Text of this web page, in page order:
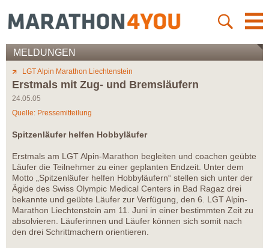
MELDUNGEN
LGT Alpin Marathon Liechtenstein
Erstmals mit Zug- und Bremsläufern
24.05.05
Quelle: Pressemitteilung
Spitzenläufer helfen Hobbyläufer
Erstmals am LGT Alpin-Marathon begleiten und coachen geübte
Läufer die Teilnehmer zu einer geplanten Endzeit. Unter dem
Motto „Spitzenläufer helfen Hobbyläufern“ stellen sich unter der
Ägide des Swiss Olympic Medical Centers in Bad Ragaz drei
bekannte und geübte Läufer zur Verfügung, den 6. LGT Alpin-
Marathon Liechtenstein am 11. Juni in einer bestimmten Zeit zu
absolvieren. Läuferinnen und Läufer können sich somit nach
den drei Schrittmachern orientieren.